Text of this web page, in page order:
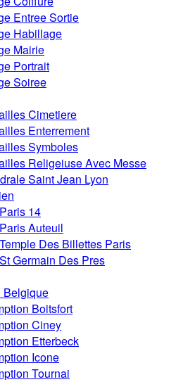
Entree Sortie
Habillage
Mairie
Portrait
Soiree
Cimetiere
Enterrement
Symboles
Religeiuse Avec Messe
Saint Jean Lyon
14
Auteuil
Des Billettes Paris
Germain Des Pres
Belgique
Boitsfort
Ciney
Etterbeck
Icone
Tournai